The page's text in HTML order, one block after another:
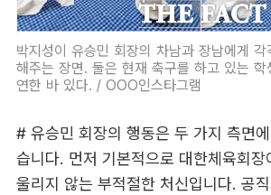
박지성이 유승민 회장의 차남과 장남에게
해주는 장면. 둘은 현재 축구를 하고 있는 학
연한 바 있다. / OOO인스타그램
# 유승민 회장의 행동은 두 가지 측면
습니다. 먼저 기본적으로 대한체육회장
울리지 않는 부적절한 처신입니다. 공